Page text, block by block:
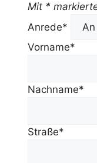
Mit *
Anrede*
Vorname*
Nachname*
Straße*